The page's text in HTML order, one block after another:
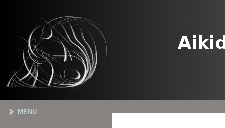
MENU